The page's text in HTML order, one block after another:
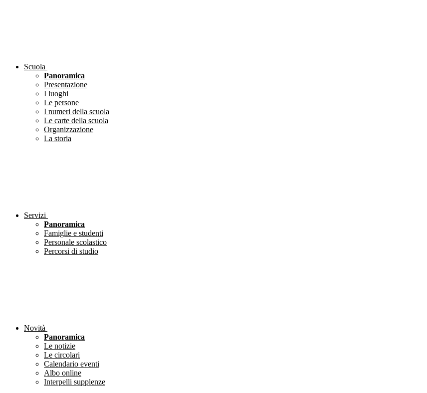
Scuola
Panoramica
Presentazione
I luoghi
Le persone
I numeri della scuola
Le carte della scuola
Organizzazione
La storia
Servizi
Panoramica
Famiglie e studenti
Personale scolastico
Percorsi di studio
Novità
Panoramica
Le notizie
Le circolari
Calendario eventi
Albo online
Interpelli supplenze